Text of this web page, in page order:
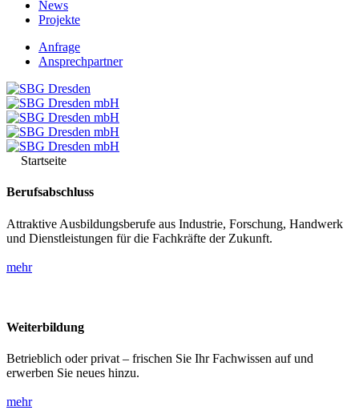
News
Projekte
Anfrage
Ansprechpartner
Startseite
Berufsabschluss
Attraktive Ausbildungsberufe aus Industrie, Forschung, Handwerk
und Dienstleistungen für die Fachkräfte der Zukunft.
mehr
Weiterbildung
Betrieblich oder privat – frischen Sie Ihr Fachwissen auf und
erwerben Sie neues hinzu.
mehr